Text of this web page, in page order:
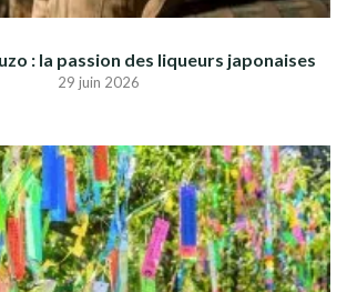
: la passion des liqueurs japonaises
29 juin 2026